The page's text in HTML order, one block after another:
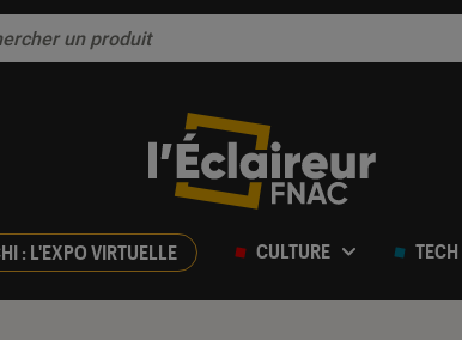
: L'EXPO VIRTUELLE CULTURE TECH